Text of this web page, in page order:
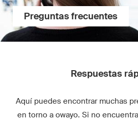
Preguntas frecuentes
Respuestas
Aquí puedes encontrar muchas
en torno a owayo. Si no